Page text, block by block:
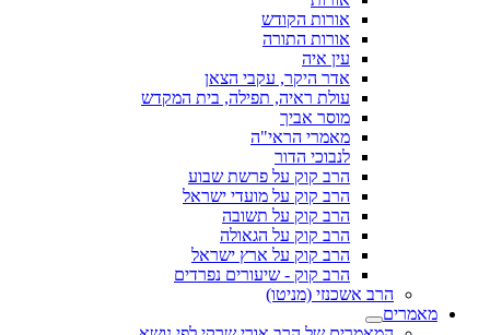
אורות הקודש
אורות התורה
עין איה
אדר היקר, עקבי הצאן
עולת ראיה, תפילה, בית המקדש
מוסר אביך
מאמרי הראי"ה
לנבוכי הדור
הרב קוק על פרשת שבוע
הרב קוק על מועדי ישראל
הרב קוק על תשובה
הרב קוק על הגאולה
הרב קוק על ארץ ישראל
הרב קוק - שיעורים נפרדים
הרב אשכנזי (מניטו)
מאמרים